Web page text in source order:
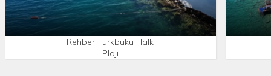
Rehber Türkbükü Halk
Plajı